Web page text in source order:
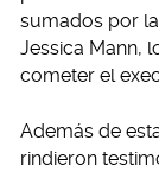
sumados por
Jessica Mann,
cometer el
Además de
rindieron